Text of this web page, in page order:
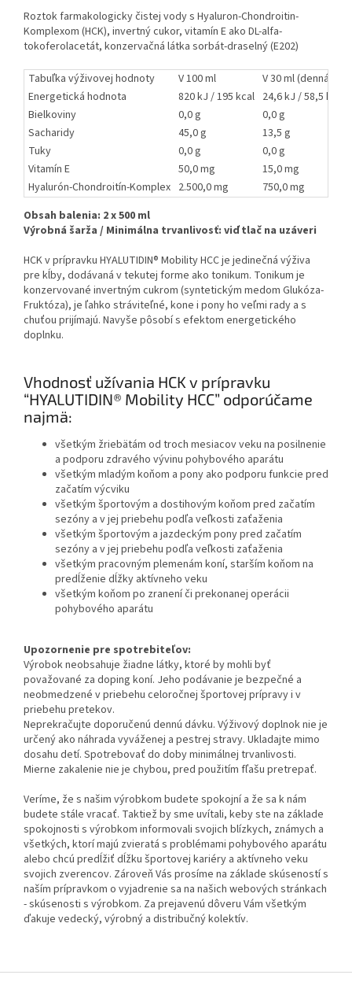
Roztok farmakologicky čistej vody s Hyaluron-Chondroitin-
Komplexom (HCK), invertný cukor, vitamín E ako DL-alfa-
tokoferolacetát, konzervačná látka sorbát-draselný (E202)
Tabuľka výživovej hodnoty V 100 ml
V 30 ml (denná
Energetická hodnota
820 kJ / 195 kcal 24,6 kJ / 58,5 kcal
Bielkoviny
0,0 g
0,0 g
Sacharidy
45,0 g
13,5 g
Tuky
0,0 g
0,0 g
Vitamín E
50,0 mg
15,0 mg
Hyalurón-Chondroitín-Komplex 2.500,0 mg
750,0 mg
Obsah balenia: 2 x 500 ml
Výrobná šarža / Minimálna trvanlivosť: viď tlač na uzáveri
HCK v prípravku HYALUTIDIN® Mobility HCC je jedinečná výživa
pre kĺby, dodávaná v tekutej forme ako tonikum. Tonikum je
konzervované invertným cukrom (syntetickým medom Glukóza-
Fruktóza), je ľahko stráviteľné, kone i pony ho veľmi rady a s
chuťou prijímajú. Navyše pôsobí s efektom energetického
doplnku.
Vhodnosť užívania HCK v prípravku
“HYALUTIDIN® Mobility HCC” odporúčame
najmä:
všetkým žriebätám od troch mesiacov veku na posilnenie
a podporu zdravého vývinu pohybového aparátu
všetkým mladým koňom a pony ako podporu funkcie pred
začatím výcviku
všetkým športovým a dostihovým koňom pred začatím
sezóny a v jej priebehu podľa veľkosti zaťaženia
všetkým športovým a jazdeckým pony pred začatím
sezóny a v jej priebehu podľa veľkosti zaťaženia
všetkým pracovným plemenám koní, starším koňom na
predĺženie dĺžky aktívneho veku
všetkým koňom po zranení či prekonanej operácii
pohybového aparátu
Upozornenie pre spotrebiteľov:
Výrobok neobsahuje žiadne látky, ktoré by mohli byť
považované za doping koní. Jeho podávanie je bezpečné a
neobmedzené v priebehu celoročnej športovej prípravy i v
priebehu pretekov.
Neprekračujte doporučenú dennú dávku. Výživový doplnok nie je
určený ako náhrada vyváženej a pestrej stravy. Ukladajte mimo
dosahu detí. Spotrebovať do doby minimálnej trvanlivosti.
Mierne zakalenie nie je chybou, pred použitím fľašu pretrepať.
Veríme, že s našim výrobkom budete spokojní a že sa k nám
budete stále vracať. Taktiež by sme uvítali, keby ste na základe
spokojnosti s výrobkom informovali svojich blízkych, známych a
všetkých, ktorí majú zvieratá s problémami pohybového aparátu
alebo chcú predĺžiť dĺžku športovej kariéry a aktívneho veku
svojich zverencov. Zároveň Vás prosíme na základe skúseností s
naším prípravkom o vyjadrenie sa na našich webových stránkach
- skúsenosti s výrobkom. Za prejavenú dôveru Vám všetkým
ďakuje vedecký, výrobný a distribučný kolektív.